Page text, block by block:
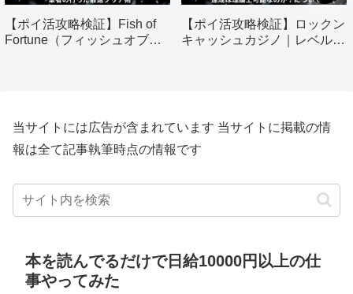
【ポイ活攻略検証】Fish of
Fortune（フィッシュオブフ
【ポイ活攻略検証】ロックン
キャッシュカジノ｜レベル
当サイトには広告が含まれています 当サイトに掲載の情
報は全て記事執筆時点の情報です
本を読んでるだけで日給10000円以上の仕
事やってみた